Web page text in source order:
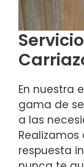
En nuestra
gama de
a las
respuesta